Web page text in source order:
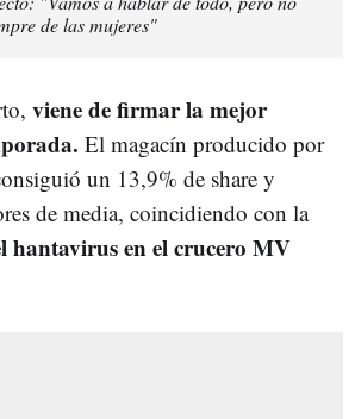
de las mujeres"
viene de firmar la mejor
El magacín producido por
un 13,9% de share y
de media, coincidiendo con la
hantavirus en el crucero MV